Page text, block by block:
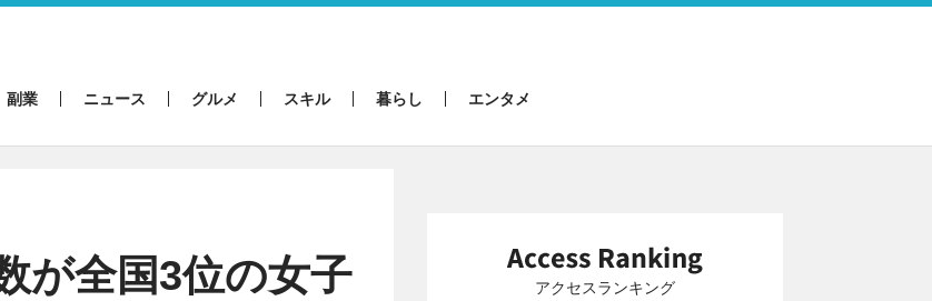
副業 ニュース グルメ スキル 暮らし エンタメ
が全国3位の女子
アクセスランキング